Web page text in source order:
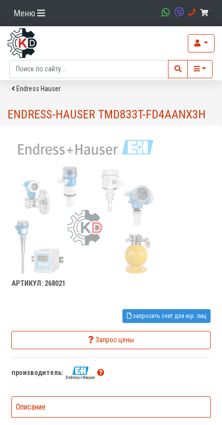
Меню
Endress Hauser
ENDRESS-HAUSER TMD833T-FD4AANX3H
АРТИКУЛ: 268021
запросить счет для юр. лиц
Запрос цены
производитель:
Описание